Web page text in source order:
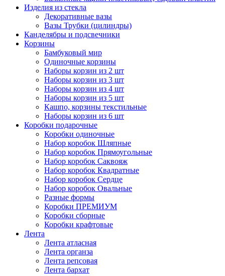
Изделия из стекла
Декоративные вазы
Вазы Трубки (цилиндры)
Канделябры и подсвечники
Корзины
Бамбуковый мир
Одиночные корзины
Наборы корзин из 2 шт
Наборы корзин из 3 шт
Наборы корзин из 4 шт
Наборы корзин из 5 шт
Кашпо, корзины текстильные
Наборы корзин из 6 шт
Коробки подарочные
Коробки одиночные
Набор коробок Шляпные
Набор коробок Прямоугольные
Набор коробок Саквояж
Набор коробок Квадратные
Набор коробок Сердце
Набор коробок Овальные
Разные формы
Коробки ПРЕМИУМ
Коробки сборные
Коробки крафтовые
Лента
Лента атласная
Лента органза
Лента репсовая
Лента бархат